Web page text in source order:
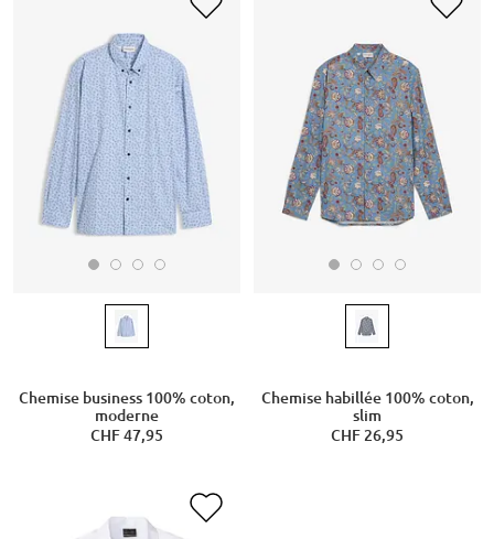
Chemise business 100% coton,
moderne
CHF 47,95
Chemise habillée 100% coton,
slim
CHF 26,95